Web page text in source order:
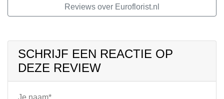
Reviews over Euroflorist.nl
SCHRIJF EEN REACTIE OP
DEZE REVIEW
Je naam*